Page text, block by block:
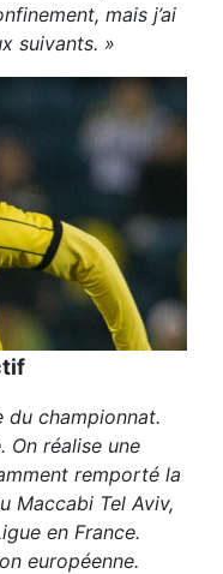
mais j’ai
suivants. »
du championnat.
On réalise une
remporté la
Maccabi Tel Aviv,
en France.
européenne.